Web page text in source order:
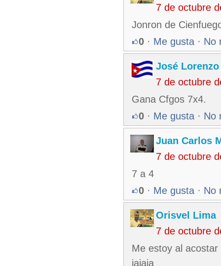
7 de octubre
Jonron de
0 · Me gusta · No
José
7 de octubre
Gana Cfgos 7x4.
0 · Me gusta · No
Juan Carlos
7 de octubre
7 a 4
0 · Me gusta · No
Orisvel Lima
7 de octubre
Me estoy al
jajaja